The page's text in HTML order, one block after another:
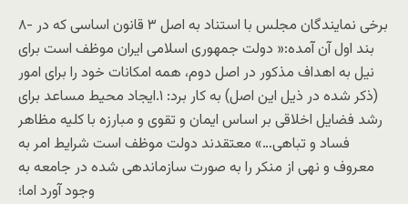
۸- برخی نمايندگان مجلس با استناد به اصل ۳ قانون اساسی که در
بند اول آن آمده:« دولت جمهوری اسلامی ايران موظف است برای
نيل به اهداف مذکور در اصل دوم، همه امکانات خود را برای امور
(ذکر شده در ذيل اين اصل) به کار برد: ۱.ايجاد محيط مساعد برای
رشد فضايل اخلاقی بر اساس ايمان و تقوی و مبارزه با کليه مظاهر
فساد و تباهی…» معتقدند دولت موظف است شرايط امر به
معروف و نهی از منکر را به صورت سازماندهی شده در جامعه به
وجود آورد اما؛